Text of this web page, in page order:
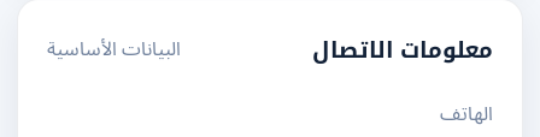
معلومات الاتصال
البيانات الأساسية
الهاتف